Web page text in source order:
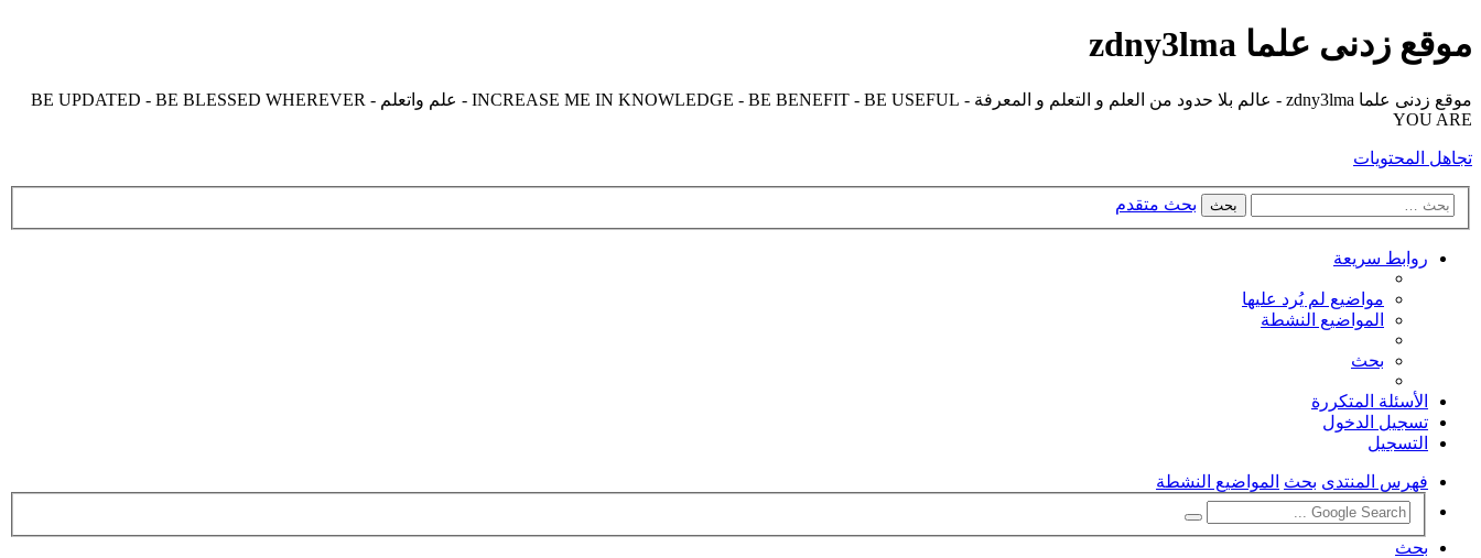
موقع زدنى علما zdny3lma
موقع زدنى علما zdny3lma - عالم بلا حدود من العلم و التعلم و المعرفة - INCREASE ME IN KNOWLEDGE - BE BENEFIT - BE USEFUL - علم واتعلم - BE UPDATED - BE BLESSED WHEREVER
YOU ARE
تجاهل المحتويات
بحث بحث متقدم
روابط سريعة
مواضيع لم يُرد عليها
المواضيع النشطة
بحث
الأسئلة المتكررة
تسجيل الدخول
التسجيل
فهرس المنتدى بحث المواضيع النشطة
بحث